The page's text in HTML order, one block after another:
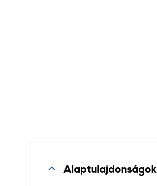
Alaptulajdonságok